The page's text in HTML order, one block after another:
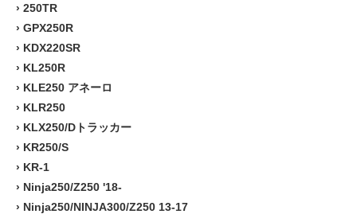
› 250TR
› GPX250R
› KDX220SR
› KL250R
› KLE250 アネーロ
› KLR250
› KLX250/Dトラッカー
› KR250/S
› KR-1
› Ninja250/Z250 '18-
› Ninja250/NINJA300/Z250 13-17